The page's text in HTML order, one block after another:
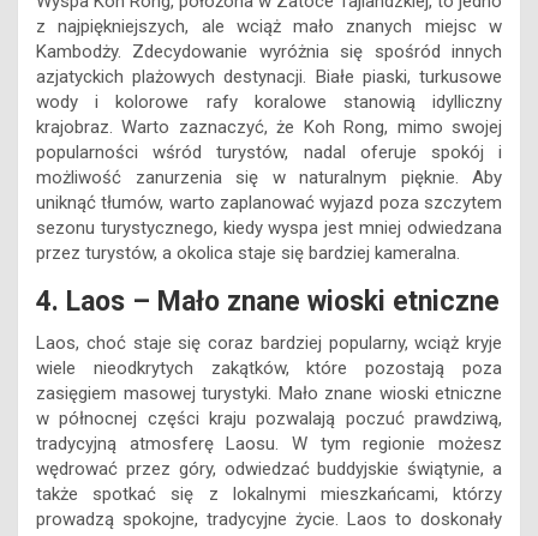
z najpiękniejszych, ale wciąż mało znanych miejsc w
Kambodży. Zdecydowanie wyróżnia się spośród innych
azjatyckich plażowych destynacji. Białe piaski, turkusowe
wody i kolorowe rafy koralowe stanowią idylliczny
krajobraz. Warto zaznaczyć, że Koh Rong, mimo swojej
popularności wśród turystów, nadal oferuje spokój i
możliwość zanurzenia się w naturalnym pięknie. Aby
uniknąć tłumów, warto zaplanować wyjazd poza szczytem
sezonu turystycznego, kiedy wyspa jest mniej odwiedzana
przez turystów, a okolica staje się bardziej kameralna.
4. Laos – Mało znane wioski etniczne
Laos, choć staje się coraz bardziej popularny, wciąż kryje
wiele nieodkrytych zakątków, które pozostają poza
zasięgiem masowej turystyki. Mało znane wioski etniczne
w północnej części kraju pozwalają poczuć prawdziwą,
tradycyjną atmosferę Laosu. W tym regionie możesz
wędrować przez góry, odwiedzać buddyjskie świątynie, a
także spotkać się z lokalnymi mieszkańcami, którzy
prowadzą spokojne, tradycyjne życie. Laos to doskonały